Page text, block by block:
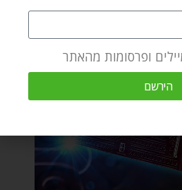
ופרסומות מהאתר
הירשם